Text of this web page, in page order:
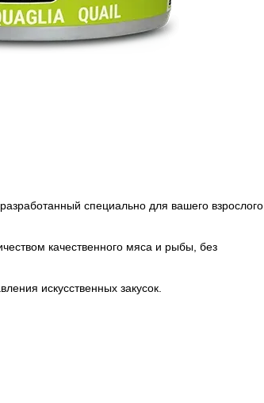
специально для вашего взрослого
качественного мяса и рыбы, без
искусственных закусок.